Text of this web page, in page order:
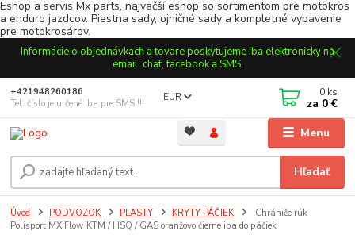
Eshop a servis Mx parts, najväčší eshop so sortimentom pre motokros
a enduro jazdcov. Piestna sady, ojničné sady a kompletné vybavenie
pre motokrosárov.
Informácie o objednávkach a tovare poskytujeme iba elektronicky na
email, chat, facebook a SMS.
Menu
EUR
Hľadať
+421948260186
Tel. číslo je určené iba pre SMS !!!
0 ks
za 0 €
Úvod PODVOZOK PLASTY KRYTY PÁČIEK
Chrániče rúk
Polisport MX Flow KTM / HSQ / GAS oranžovo čierne iba do páčiek